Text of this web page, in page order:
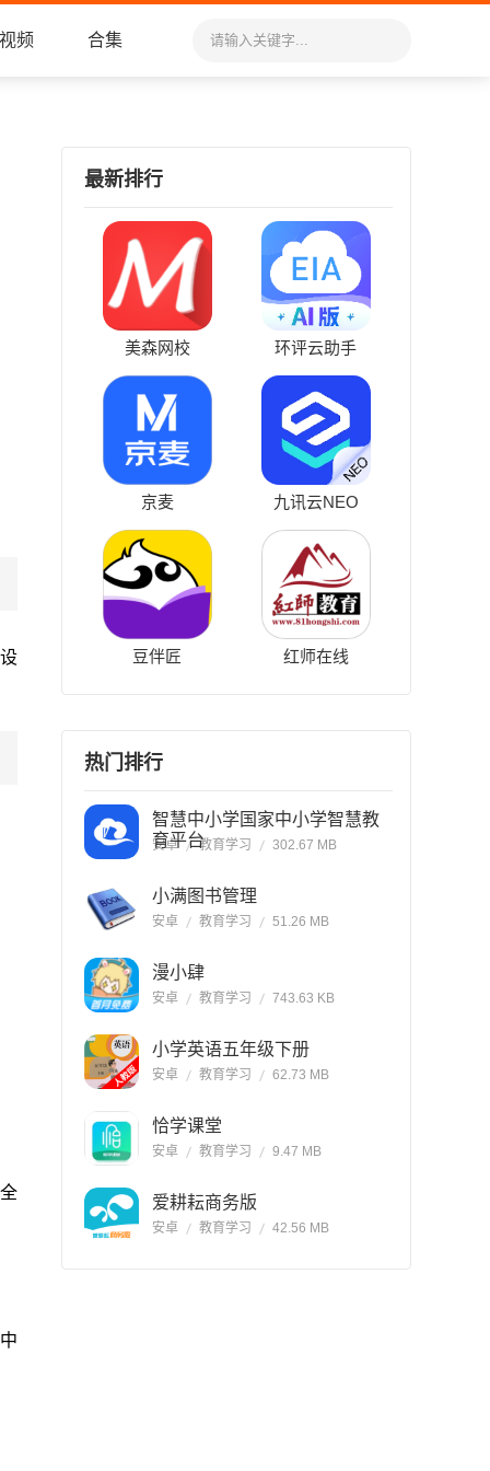
视频 合集
最新排行
美森网校 环评云助手
京麦 九讯云NEO
豆伴匠 红师在线
热门排行
智慧中小学国家中小学智慧教
育平台
安卓 教育学习 302.67 MB
小满图书管理
安卓 教育学习 51.26 MB
漫小肆
安卓 教育学习 743.63 KB
小学英语五年级下册
安卓 教育学习 62.73 MB
恰学课堂
安卓 教育学习 9.47 MB
爱耕耘商务版
安卓 教育学习 42.56 MB